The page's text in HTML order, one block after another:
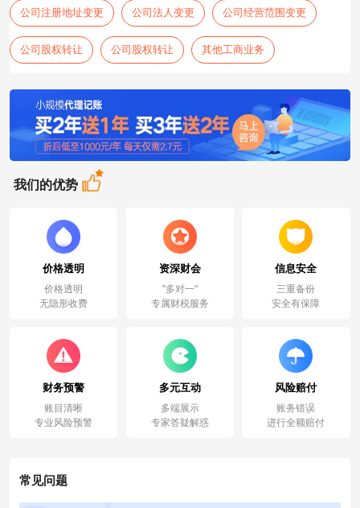
公司注册地址变更 公司法人变更 公司经营范围变更
公司股权转让 公司股权转让 其他工商业务
我们的优势
价格透明
价格透明
无隐形收费
资深财会
"多对一"
专属财税服务
信息安全
三重备份
安全有保障
财务预警
账目清晰
专业风险预警
多元互动
多端展示
专家答疑解惑
风险赔付
账务错误
进行全额赔付
常见问题